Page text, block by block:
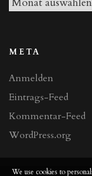
META
Anmelden
Eintrags-Feed
Kommentar-Feed
WordPress.org
We use cookies to